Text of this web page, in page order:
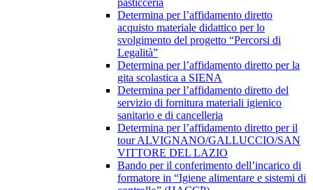
pasticceria
Determina per l’affidamento diretto
acquisto materiale didattico per lo
svolgimento del progetto “Percorsi di
Legalità”
Determina per l’affidamento diretto per la
gita scolastica a SIENA
Determina per l’affidamento diretto del
servizio di fornitura materiali igienico
sanitario e di cancelleria
Determina per l’affidamento diretto per il
tour ALVIGNANO/GALLUCCIO/SAN
VITTORE DEL LAZIO
Bando per il conferimento dell’incarico di
formatore in “Igiene alimentare e sistemi di